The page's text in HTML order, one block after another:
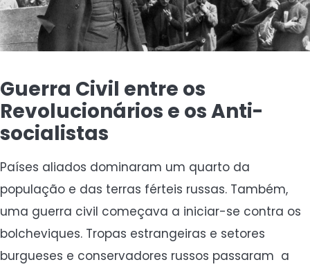
Guerra Civil entre os
Revolucionários e os Anti-
socialistas
Países aliados dominaram um quarto da
população e das terras férteis russas. Também,
uma guerra civil começava a iniciar-se contra os
bolcheviques. Tropas estrangeiras e setores
burgueses e conservadores russos passaram a